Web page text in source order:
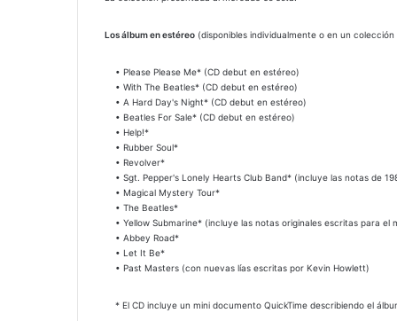
Los álbum en estéreo (disponibles individualmente o en un
• Please Please Me* (CD debut en estéreo)
• With The Beatles* (CD debut en estéreo)
• A Hard Day's Night* (CD debut en estéreo)
• Beatles For Sale* (CD debut en estéreo)
• Help!*
• Rubber Soul*
• Revolver*
• Sgt. Pepper's Lonely Hearts Club Band* (incluye las notas de
• Magical Mystery Tour*
• The Beatles*
• Yellow Submarine* (incluye las notas originales escritas para el
• Abbey Road*
• Let It Be*
• Past Masters (con nuevas lías escritas por Kevin Howlett)
* El CD incluye un mini documento QuickTime describiendo el